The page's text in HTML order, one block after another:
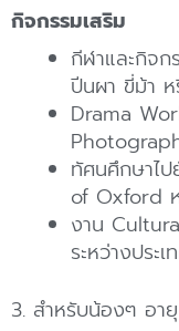
กิจกรรมเสริม
กีฬาและกิจ
ปีนผา ขี่ม้า ห
Drama
ทัศนศึกษาไ
of Oxford
งาน
ระหว่างประเ
3. สำหรับน้องๆ อา